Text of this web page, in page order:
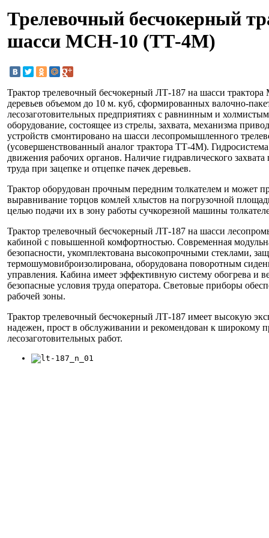
Трелевочный бесчокерный
шасси МСН-10 (ТТ-4М)
Трактор трелевочный бесчокерный ЛТ-187 на шасси
деревьев объемом до 10 м. куб, сформированных валочно-
лесозаготовительных предприятиях с равнинным и
оборудование, состоящее из стрелы, захвата, механизма
устройств смонтировано на шасси лесопромышленного
(усовершенствованный аналог трактора ТТ-4М). Гидросистема
движения рабочих органов. Наличие гидравлического
труда при зацепке и отцепке пачек деревьев.
Трактор оборудован прочным передним толкателем и может
выравнивание торцов комлей хлыстов на погрузочной
целью подачи их в зону работы сучкорезной машины
Трактор трелевочный бесчокерный ЛТ-187 на шасси
кабиной с повышенной комфортностью. Современная
безопасности, укомплектована высокопрочными стеклами,
термошумовиброизолирована, оборудована поворотным
управления. Кабина имеет эффективную систему обогрева и
безопасные условия труда оператора. Световые приборы
рабочей зоны.
Трактор трелевочный бесчокерный ЛТ-187 имеет высокую
надежен, прост в обслуживании и рекомендован к широкому
лесозаготовительных работ.